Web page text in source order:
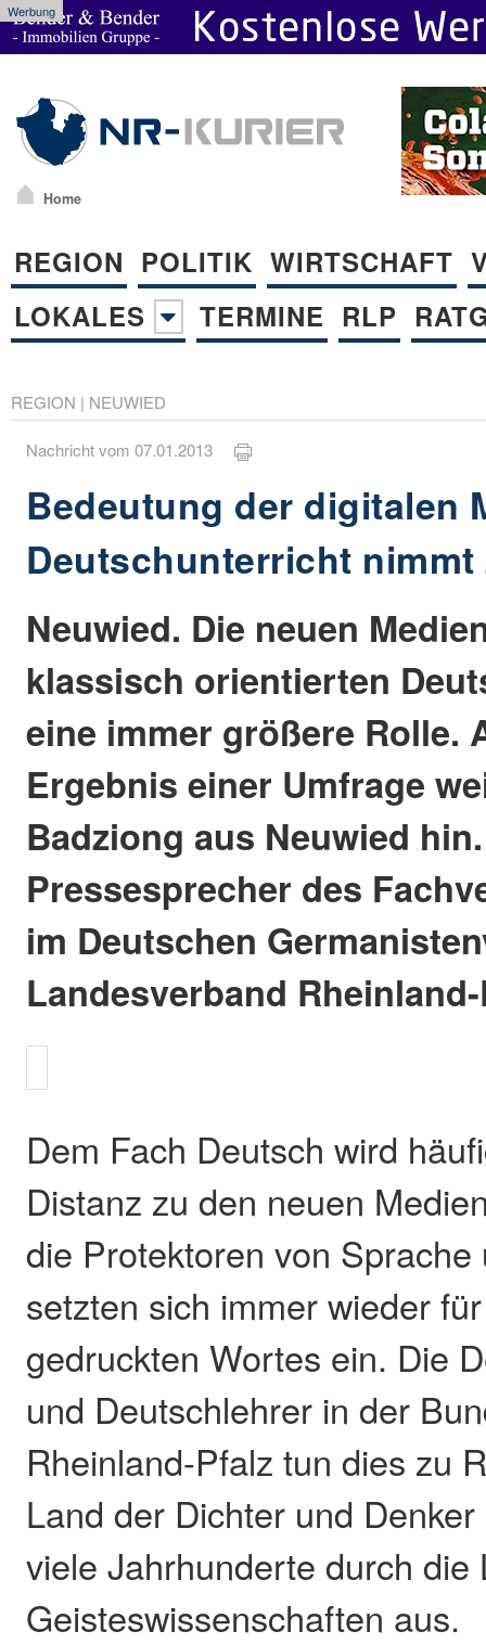
Werbung
Home
REGION POLITIK WIRTSCHAFT
LOKALES
TERMINE RLP
REGION | NEUWIED
Nachricht vom 07.01.2013
Bedeutung der digitalen
Deutschunterricht nimmt
Neuwied. Die neuen
klassisch orientierten
eine immer größere Rolle.
Ergebnis einer Umfrage
Badziong aus Neuwied
Pressesprecher des
im Deutschen
Landesverband
Dem Fach Deutsch wird
Distanz zu den neuen
die Protektoren von
setzten sich immer wieder
gedruckten Wortes ein. Die
und Deutschlehrer in der
Rheinland-Pfalz tun dies zu
Land der Dichter und
viele Jahrhunderte durch die
Geisteswissenschaften aus.